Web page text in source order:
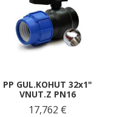
PP GUL.KOHUT 32x1"
VNUT.Z PN16
17,762 €